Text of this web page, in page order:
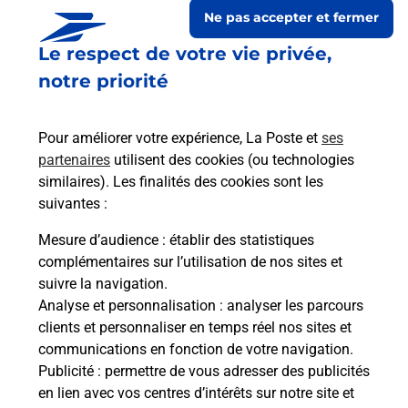
Le respect de votre vie privée,
notre priorité
Pour améliorer votre expérience, La Poste et ses
partenaires utilisent des cookies (ou technologies
similaires). Les finalités des cookies sont les
suivantes :
Mesure d’audience : établir des statistiques
complémentaires sur l’utilisation de nos sites et
suivre la navigation.
Analyse et personnalisation : analyser les parcours
clients et personnaliser en temps réel nos sites et
communications en fonction de votre navigation.
Publicité : permettre de vous adresser des publicités
en lien avec vos centres d’intérêts sur notre site et
Ne pas accepter et fermer
Prochaine collecte du courrierlundià 12h00
6 Place De La Mairie
47500 Cuzorn
Itinéraire
Le lien s'ouvre dans un nouvel onglet